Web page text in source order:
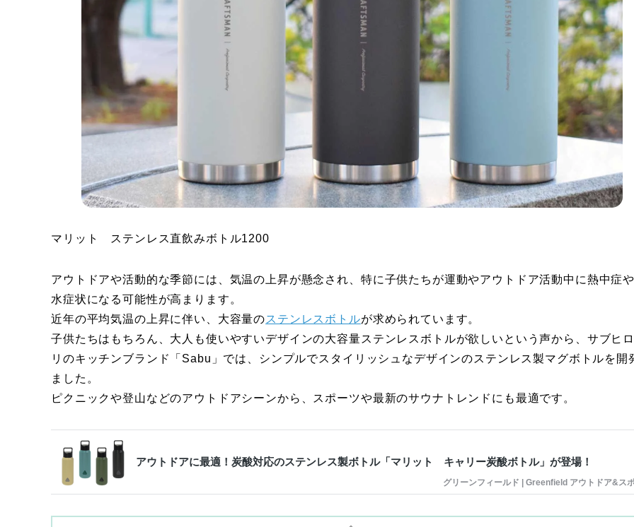
マリット ステンレス直飲みボトル1200
アウトドアや活動的な季節には、気温の上昇が懸念され、特に子供たちが運動やアウトドア活動中に熱中症
水症状になる可能性が高まります。
近年の平均気温の上昇に伴い、大容量のステンレスボトルが求められています。
子供たちはもちろん、大人も使いやすいデザインの大容量ステンレスボトルが欲しいという声から、サブヒ
リのキッチンブランド「Sabu」では、シンプルでスタイリッシュなデザインのステンレス製マグボトルを開
ました。
ピクニックや登山などのアウトドアシーンから、スポーツや最新のサウナトレンドにも最適です。
アウトドアに最適！炭酸対応のステンレス製ボトル「マリット キャリー炭酸ボトル」が登場！
グリーンフィールド | Greenfield アウトドア&ス